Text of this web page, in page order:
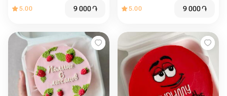
5.00 9 000֏ 5.00 9 000֏